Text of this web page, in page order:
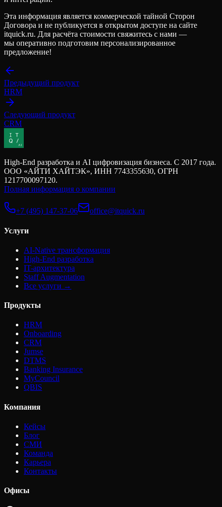
Эта информация является коммерческой тайной Сторон
Договора и не публикуется в открытом доступе на сайте
itquick.ru. Для расчёта стоимости свяжитесь с нами —
мы оперативно подготовим персонализированное
предложение!
Предыдущий продукт
HRM
Следующий продукт
CRM
High-End разработка и AI цифровизация бизнеса. С 2017 года.
ООО «АЙТИ ХАЙТЭК», ИНН 7743355630, ОГРН
1217700097120.
Полная информация о компании
+7 (495) 147-37-06 office@itquick.ru
Услуги
AI-Native трансформация
High-End разработка
IT-архитектура
Staff Augmentation
Все услуги →
Продукты
HRM
Onboarding
CRM
Jumse
DTMS
Banking Insurance
MyCouncil
QBIS
Компания
Кейсы
Блог
СМИ
Команда
Карьера
Контакты
Офисы